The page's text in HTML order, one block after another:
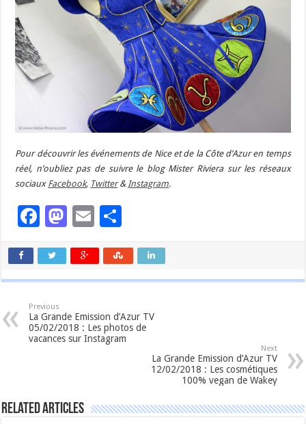
Pour découvrir les événements de Nice et de la Côte d’Azur en temps
réel, n’oubliez pas de suivre le blog Mister Riviera sur les réseaux
sociaux Facebook, Twitter&Instagram.
Facebook
Mastodon
Email
Previous
La Grande Emission d’Azur TV
05/02/2018 : Les photos de
vacances sur Instagram
Next
La Grande Emission d’Azur TV
12/02/2018 : Les cosmétiques
100% vegan de Wakey
Related Articles